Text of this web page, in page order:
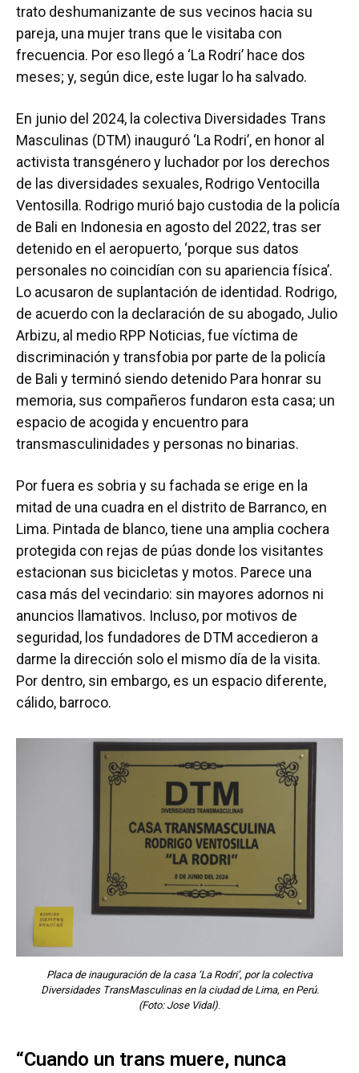
trato deshumanizante de sus vecinos hacia su
pareja, una mujer trans que le visitaba con
frecuencia. Por eso llegó a ‘La Rodri’ hace dos
meses; y, según dice, este lugar lo ha salvado.
En junio del 2024, la colectiva Diversidades Trans
Masculinas (DTM) inauguró ‘La Rodri’, en honor al
activista transgénero y luchador por los derechos
de las diversidades sexuales, Rodrigo Ventocilla
Ventosilla. Rodrigo murió bajo custodia de la policía
de Bali en Indonesia en agosto del 2022, tras ser
detenido en el aeropuerto, ‘porque sus datos
personales no coincidían con su apariencia física’.
Lo acusaron de suplantación de identidad. Rodrigo,
de acuerdo con la declaración de su abogado, Julio
Arbizu, al medio RPP Noticias, fue víctima de
discriminación y transfobia por parte de la policía
de Bali y terminó siendo detenido Para honrar su
memoria, sus compañeros fundaron esta casa; un
espacio de acogida y encuentro para
transmasculinidades y personas no binarias.
Por fuera es sobria y su fachada se erige en la
mitad de una cuadra en el distrito de Barranco, en
Lima. Pintada de blanco, tiene una amplia cochera
protegida con rejas de púas donde los visitantes
estacionan sus bicicletas y motos. Parece una
casa más del vecindario: sin mayores adornos ni
anuncios llamativos. Incluso, por motivos de
seguridad, los fundadores de DTM accedieron a
darme la dirección solo el mismo día de la visita.
Por dentro, sin embargo, es un espacio diferente,
cálido, barroco.
Placa de inauguración de la casa ‘La Rodri’, por la colectiva
Diversidades TransMasculinas en la ciudad de Lima, en Perú.
(Foto: Jose Vidal)
“Cuando un trans muere, nunca